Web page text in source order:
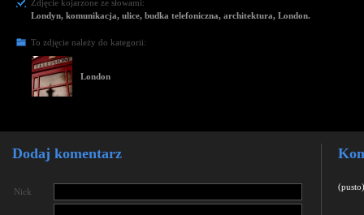
Zdjęcie kojarzone ze słowami:
Londyn, komunikacja, ulice, budka telefoniczna, architektura, London.
To zdjęcie należy do kategorii:
London
Dodaj komentarz
Nick (pusto)